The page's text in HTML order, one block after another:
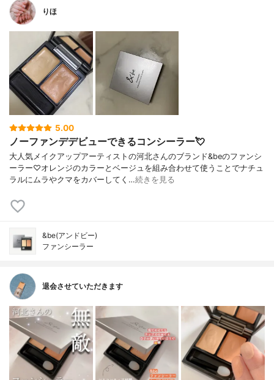
りほ
5.00
ノーファンデデビューできるコンシーラー💘
大人気メイクアップアーティストの河北さんのブランド&beのファンシ
ーラー♡オレンジのカラーとベージュを組み合わせて使うことでナチュ
ラルにムラやクマをカバーしてく…続きを見る
&be(アンドビー)
ファンシーラー
退会させていただきます